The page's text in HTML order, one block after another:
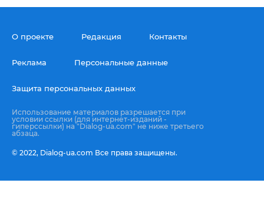
О проекте Редакция Контакты
Реклама Персональные данные
Защита персональных данных
Использование материалов разрешается при
условии ссылки (для интернет-изданий -
гиперссылки) на "Dialog-ua.com" не ниже третьего
абзаца.
© 2022, Dialog-ua.сom Все права защищены.